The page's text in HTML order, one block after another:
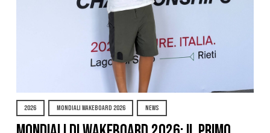
2026 MONDIALI WAKEBOARD 2026 NEWS